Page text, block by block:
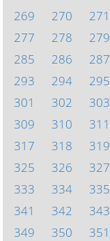
269
270 271
277
278 279
285
286 287
293
294 295
301
302 303
309
310 311
317
318 319
325
326 327
333
334 335
341
342 343
349
350 351